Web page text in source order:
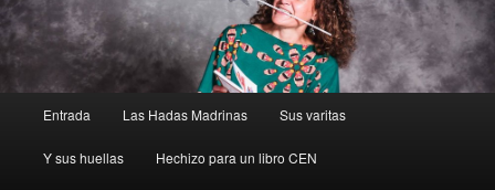
Skip
to
Entrada Las Hadas Madrinas Sus varitas
Y sus huellas Hechizo para un libro CEN